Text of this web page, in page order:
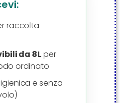
raccolta
da 8Lper
ordinato
igienica e senza